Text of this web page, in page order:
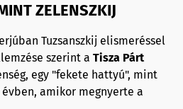
ZELENSZKIJ
Tuzsanszkij elismeréssel
szerint a Tisza Párt
egy "fekete hattyú", mint
amikor megnyerte a